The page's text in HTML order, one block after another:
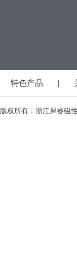
特色产品 |
版权所有：浙江犀睿